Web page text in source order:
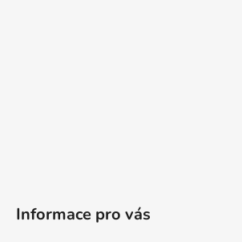
Informace pro vás